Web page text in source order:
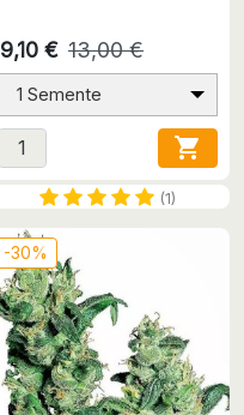
9,10 € 13,00 €
1 Semente

(1)
-30%